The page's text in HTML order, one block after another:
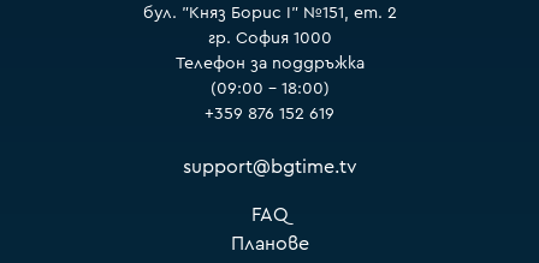
бул. "Княз Борис I" №151, ет. 2
гр. София 1000
Телефон за поддръжка
(09:00 – 18:00)
+359 876 152 619
support@bgtime.tv
FAQ
Планове